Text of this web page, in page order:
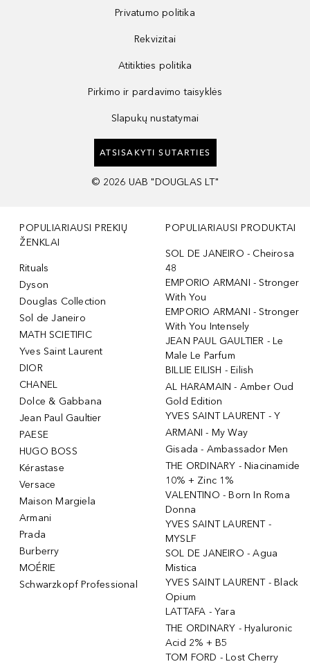
Privatumo politika
Rekvizitai
Atitikties politika
Pirkimo ir pardavimo taisyklės
Slapukų nustatymai
ATSISAKYTI SUTARTIES
© 2026 UAB "DOUGLAS LT"
POPULIARIAUSI PREKIŲ
ŽENKLAI
Rituals
Dyson
Douglas Collection
Sol de Janeiro
MATH SCIETIFIC
Yves Saint Laurent
DIOR
CHANEL
Dolce & Gabbana
Jean Paul Gaultier
PAESE
HUGO BOSS
Kérastase
Versace
Maison Margiela
Armani
Prada
Burberry
MOÉRIE
Schwarzkopf Professional
POPULIARIAUSI PRODUKTAI
SOL DE JANEIRO - Cheirosa
48
EMPORIO ARMANI - Stronger
With You
EMPORIO ARMANI - Stronger
With You Intensely
JEAN PAUL GAULTIER - Le
Male Le Parfum
BILLIE EILISH - Eilish
AL HARAMAIN - Amber Oud
Gold Edition
YVES SAINT LAURENT - Y
ARMANI - My Way
Gisada - Ambassador Men
THE ORDINARY - Niacinamide
10% + Zinc 1%
VALENTINO - Born In Roma
Donna
YVES SAINT LAURENT -
MYSLF
SOL DE JANEIRO - Agua
Mistica
YVES SAINT LAURENT - Black
Opium
LATTAFA - Yara
THE ORDINARY - Hyaluronic
Acid 2% + B5
TOM FORD - Lost Cherry